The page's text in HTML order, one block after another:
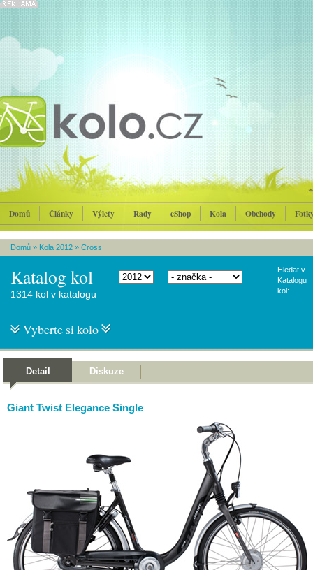
Domů Články Výlety Rady eShop Kola Obchody
Domů » Kola 2012 » Cross
Katalog kol
Hledat v
Katalogu
kol:
1314 kol v katalogu
Vyberte si kolo
Detail Diskuze
Giant Twist Elegance Single